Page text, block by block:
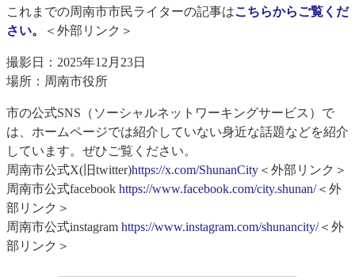
これまでの周南市市民ライターの記事はこちらからご覧くだ
さい。
＜外部リンク＞
撮影日：2025年12月23日
場所：周南市役所
市の公式SNS（ソーシャルネットワーキングサービス）で
は、ホームページでは紹介していない身近な話題などを紹介
しています。ぜひご覧ください。
周南市公式X(旧twitter)https://x.com/ShunanCity ＜外部リンク＞
周南市公式facebook https://www.facebook.com/city.shunan/＜外
部リンク＞
周南市公式instagram https://www.instagram.com/shunancity/＜外
部リンク＞